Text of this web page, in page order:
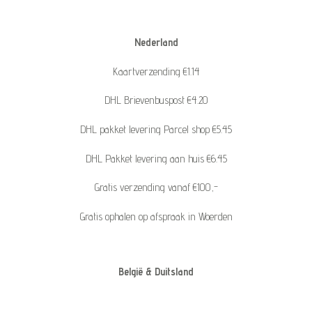
Nederland
Kaartverzending €1.14
DHL Brievenbuspost €4.20
DHL pakket levering Parcel shop €5.45
DHL Pakket levering aan huis €6.45
Gratis verzending vanaf €100,-
Gratis ophalen op afspraak in Woerden
België & Duitsland